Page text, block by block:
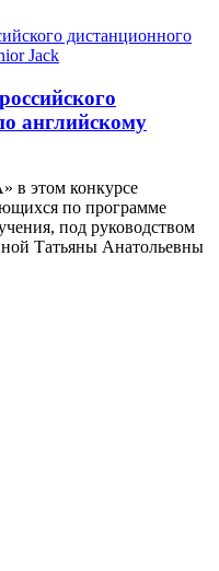
английскому
в этом конкурсе
по программе
под руководством
Татьяны Анатольевны